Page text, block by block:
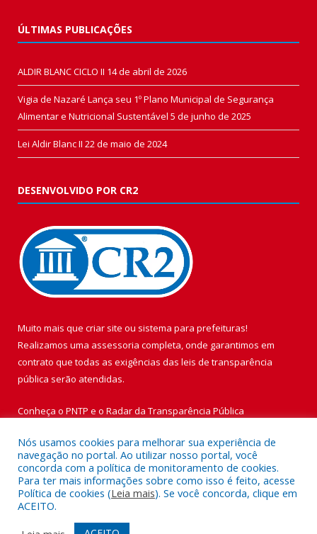
ÚLTIMAS PUBLICAÇÕES
ALDIR BLANC CICLO II 14 de abril de 2026
Vigia de Nazaré Lança seu 1º Plano Municipal de Segurança
Alimentar e Nutricional Sustentável 5 de junho de 2025
Lei Aldir Blanc II 22 de maio de 2024
DESENVOLVIDO POR CR2
Muito mais que criar site ou sistema para prefeituras!
Realizamos uma assessoria completa, onde garantimos em
contrato que todas as exigências das leis de transparência
pública serão atendidas.
Conheça o PNTP e o Radar da Transparência Pública
Todos os direitos reservados a Prefeitura Municipal de Vigia de
Nazaré.
Nós usamos cookies para melhorar sua experiência de
navegação no portal. Ao utilizar nosso portal, você
concorda com a política de monitoramento de cookies.
Para ter mais informações sobre como isso é feito, acesse
Política de cookies (Leia mais). Se você concorda, clique em
ACEITO.